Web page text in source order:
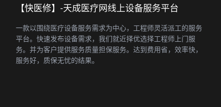
【快医修】-天成医疗网线上设备服务平台
一款以围绕医疗设备服务需求为中心，工程师灵活派工的服务
平台。快速发布设备需求，我们就近择优选择工程师上门服
务。并为客户提供服务质量担保服务。达到费用省，效率快，
服务好，质保无忧的结果。